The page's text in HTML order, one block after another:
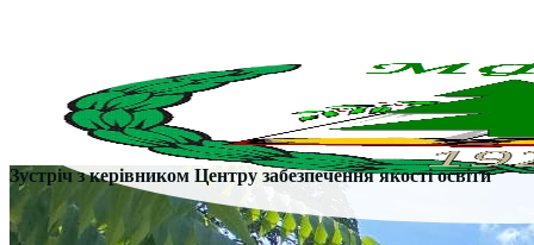
Зустріч з керівником Центру забезпечення якості освіти